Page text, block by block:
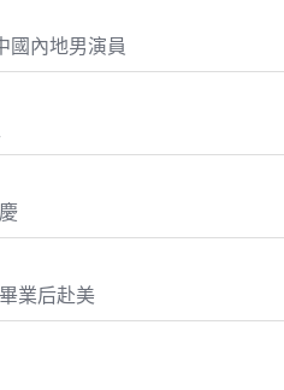
國內地男演員
業后赴美